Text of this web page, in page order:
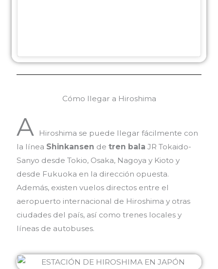
Cómo llegar a Hiroshima
A
Hiroshima se puede llegar fácilmente con
la línea Shinkansen de tren bala JR Tokaido-
Sanyo desde Tokio, Osaka, Nagoya y Kioto y
desde Fukuoka en la dirección opuesta.
Además, existen vuelos directos entre el
aeropuerto internacional de Hiroshima y otras
ciudades del país, así como trenes locales y
líneas de autobuses.